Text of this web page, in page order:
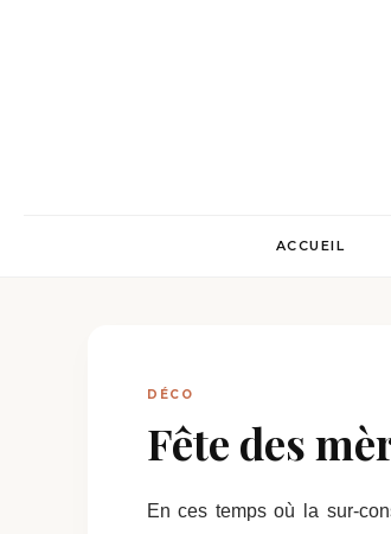
ACCUEIL
DÉCO
Fête des
En ces temps où la sur-